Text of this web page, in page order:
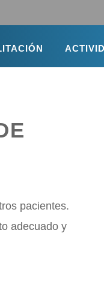
pacientes.
adecuado y